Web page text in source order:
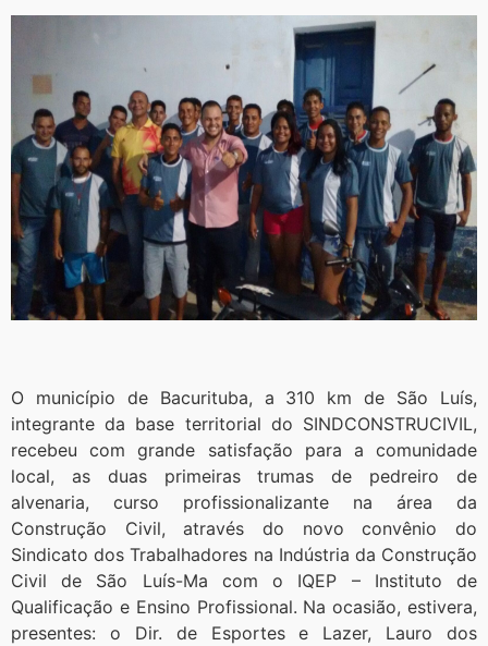
O município de Bacurituba, a 310 km de São Luís,
integrante da base territorial do SINDCONSTRUCIVIL,
recebeu com grande satisfação para a comunidade
local, as duas primeiras trumas de pedreiro de
alvenaria, curso profissionalizante na área da
Construção Civil, através do novo convênio do
Sindicato dos Trabalhadores na Indústria da Construção
Civil de São Luís-Ma com o IQEP – Instituto de
Qualificação e Ensino Profissional. Na ocasião, estivera,
presentes: o Dir. de Esportes e Lazer, Lauro dos